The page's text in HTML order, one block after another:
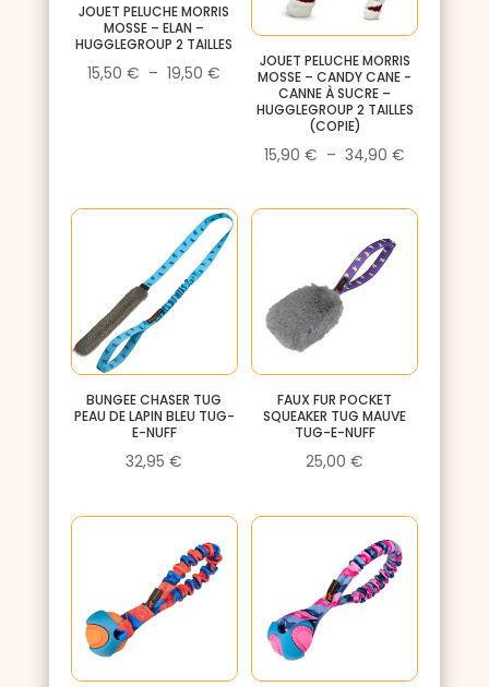
JOUET PELUCHE MORRIS
MOSSE – ELAN –
HUGGLEGROUP 2 TAILLES
15,50€ – 19,50€ Plage
15,50 €
19,50 €
JOUET PELUCHE MORRIS
MOSSE – CANDY CANE -
CANNE À SUCRE –
HUGGLEGROUP 2 TAILLES
(COPIE)
15,90€ – 34,90€
prix :
BUNGEE CHASER TUG
PEAU DE LAPIN BLEU TUG-
E-NUFF
32,95€
FAUX FUR POCKET
SQUEAKER TUG MAUVE
TUG-E-NUFF
25,00€